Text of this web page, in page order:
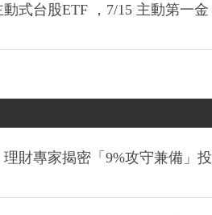
式台股ETF ，7/15 主動第一金
財專家揭密「9%攻守兼備」投